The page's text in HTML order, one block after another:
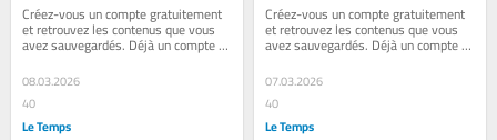
médecine?
Créez-vous un compte gratuitement
et retrouvez les contenus que vous
avez sauvegardés. Déjà un compte ?
Se connecter Faites plaisir à vos...
08.03.2026
40
Le Temps
Genève, le bouclier
fiscal vaudois…
Créez-vous un compte gratuitement
et retrouvez les contenus que vous
avez sauvegardés. Déjà un compte ?
Se connecter Faites plaisir à vos...
07.03.2026
40
Le Temps